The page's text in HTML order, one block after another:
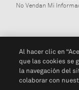
No Vendan Mi
Al hacer clic en
que las cookies se
la navegación del
colaborar con